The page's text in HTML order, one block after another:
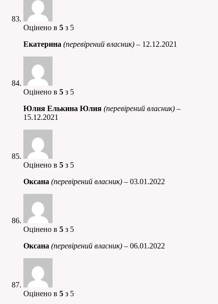
Оцінено в 5 з 5
Екатерина (перевірений власник) – 12.12.2021
Оцінено в 5 з 5
Юлия Елькина Юлия (перевірений власник) –
15.12.2021
Оцінено в 5 з 5
Оксана (перевірений власник) – 03.01.2022
Оцінено в 5 з 5
Оксана (перевірений власник) – 06.01.2022
Оцінено в 5 з 5